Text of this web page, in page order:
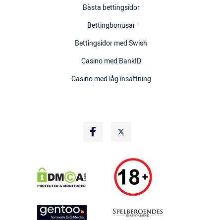
Bästa bettingsidor
Bettingbonusar
Bettingsidor med Swish
Casino med BankID
Casino med låg insättning